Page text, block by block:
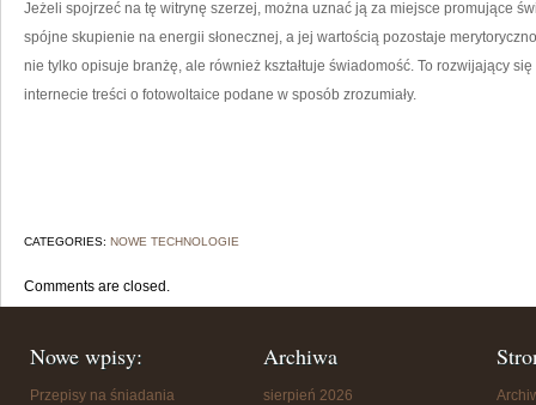
Jeżeli spojrzeć na tę witrynę szerzej, można uznać ją za miejsce promujące
spójne skupienie na energii słonecznej, a jej wartością pozostaje
nie tylko opisuje branżę, ale również kształtuje świadomość. To rozwijający
internecie treści o fotowoltaice podane w sposób zrozumiały.
CATEGORIES: NOWE TECHNOLOGIE
Comments are closed.
Nowe wpisy:
Przepisy na śniadania
Archiwa
sierpień 2026